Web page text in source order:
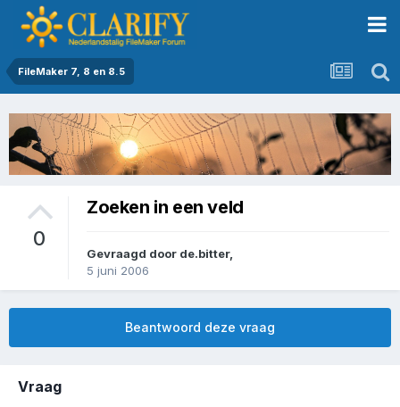
FileMaker 7, 8 en 8.5
0
Zoeken in een veld
Gevraagd door de.bitter,
5 juni 2006
Beantwoord deze vraag
Vraag